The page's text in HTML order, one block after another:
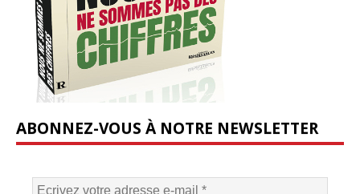
ABONNEZ-VOUS À NOTRE NEWSLETTER